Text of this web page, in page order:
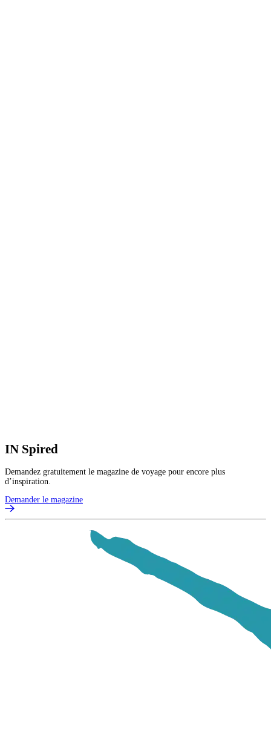
IN Spired
Demandez gratuitement le magazine de voyage pour encore plus
d’inspiration.
Demander le magazine